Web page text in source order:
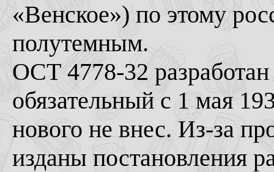
«Венское») по этому
полутемным.
ОСТ 4778-32 разработан
обязательный с 1 мая
нового не внес. Из-за
изданы постановления